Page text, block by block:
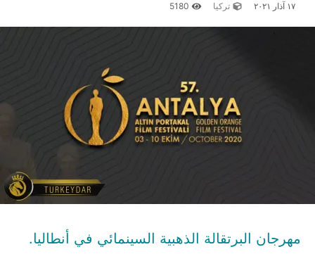
١٧ آذار ٢٠٢١ تركيا
مهرجان البرتقالة الذهبية السينمائي في أنطاليا.